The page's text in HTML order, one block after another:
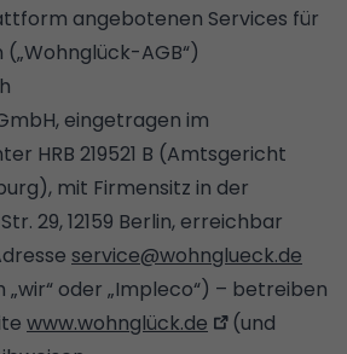
angebotenen Services für
AGB“)
eingetragen im
HRB 219521 B (Amtsgericht
mit Firmensitz in der
29, 12159 Berlin, erreichbar
service@wohnglueck.de
oder „Impleco“) – betreiben
www.wohnglück.de
(und